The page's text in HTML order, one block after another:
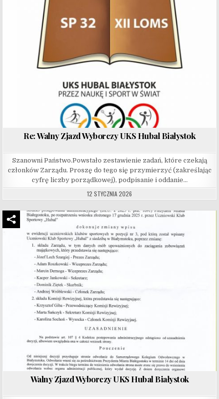
Re: Walny Zjazd Wyborczy UKS Hubal Białystok
Szanowni Państwo.Powstało zestawienie zadań, które czekają
członków Zarządu. Proszę do tego się przymierzyć (zakreślając
cyfrę liczby porządkowej), podpisanie i oddanie…
12 STYCZNIA 2026
Walny Zjazd Wyborczy UKS Hubal Białystok